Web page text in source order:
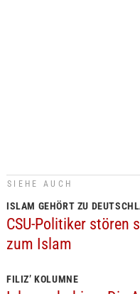
SIEHE AUCH
ISLAM GEHÖRT ZU
CSU-Politiker stören
zum Islam
FILIZ’ KOLUMNE